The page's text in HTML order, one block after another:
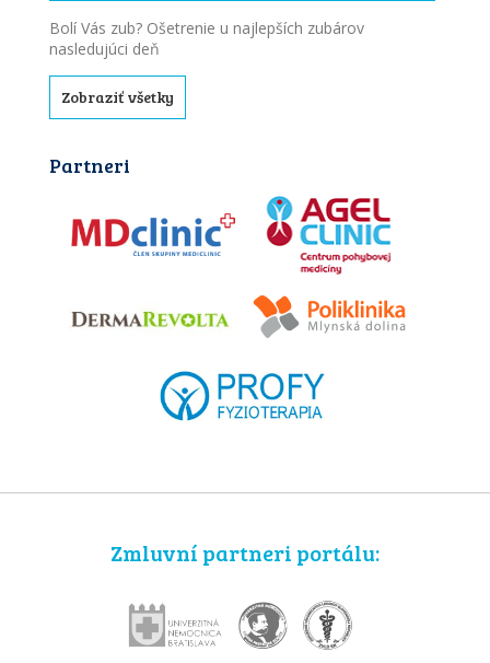
Bolí Vás zub? Ošetrenie u najlepších zubárov
nasledujúci deň
Zobraziť všetky
Partneri
Zmluvní partneri portálu: